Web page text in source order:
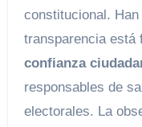
constitucional.
transparencia está
confianza
responsables de
electorales. La